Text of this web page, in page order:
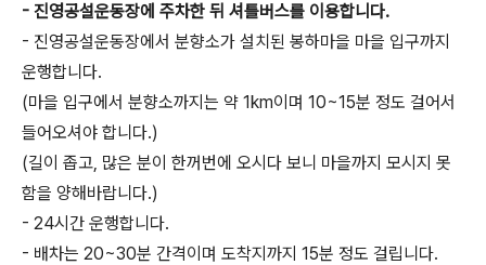
- 진영공설운동장에 주차한 뒤 셔틀버스를 이용합니다.
- 진영공설운동장에서 분향소가 설치된 봉하마을 마을 입구까지
운행합니다.
(마을 입구에서 분향소까지는 약 1km이며 10~15분 정도 걸어서
들어오셔야 합니다.)
(길이 좁고, 많은 분이 한꺼번에 오시다 보니 마을까지 모시지 못
함을 양해바랍니다.)
- 24시간 운행합니다.
- 배차는 20~30분 간격이며 도착지까지 15분 정도 걸립니다.